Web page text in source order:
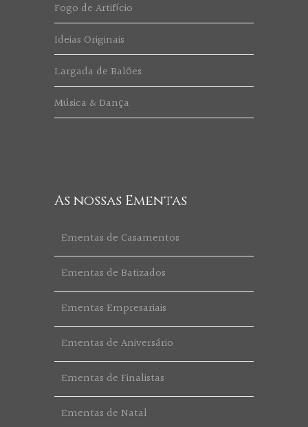
Fogo de Artifício
Ideias Originais
Largada de Balões
Música & Dança
As nossas Ementas
Ementas de Casamentos
Ementas de Batizados
Ementas Empresariais
Ementas de Aniversário
Ementas de Finalistas
Ementas de Natal